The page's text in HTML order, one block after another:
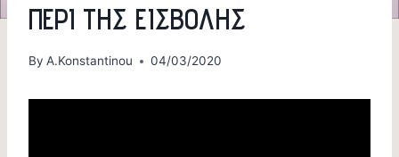
ΠΕΡΙ ΤΗΣ ΕΙΣΒΟΛΗΣ
By A.Konstantinou 04/03/2020